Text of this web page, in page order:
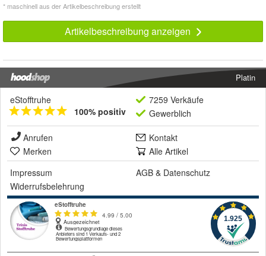
* maschinell aus der Artikelbeschreibung erstellt
Artikelbeschreibung anzeigen
Platin
eStofftruhe
100% positiv
7259 Verkäufe
Gewerblich
Anrufen
Kontakt
Merken
Alle Artikel
Impressum
AGB & Datenschutz
Widerrufsbelehrung